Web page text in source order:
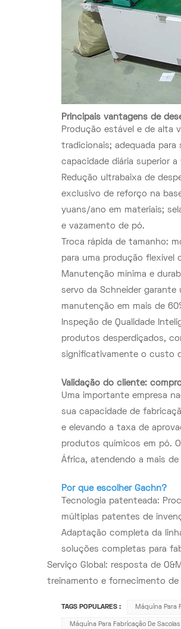
Principais vantagens de
Produção estável e de alta
tradicionais; adequada
capacidade diária superior a
Redução ultrabaixa de
exclusivo de reforço na
yuans/ano em materiais;
e vazamento de pó.
Troca rápida de tamanho:
para uma produção flexível
Manutenção mínima e
servo da Schneider
manutenção em mais de
Inspeção de Qualidade
produtos desperdiçados,
significativamente o custo
Validação do cliente:
Uma importante empresa
sua capacidade de
e elevando a taxa de
produtos químicos em pó.
África, atendendo a mais
Por que escolher Gachn?
Tecnologia patenteada:
múltiplas patentes de
Adaptação completa da
soluções completas para
Serviço Global: resposta de
treinamento e fornecimento
TAGS POPULARES : Máquina Para
Máquina Para Fabricação De Sacolas